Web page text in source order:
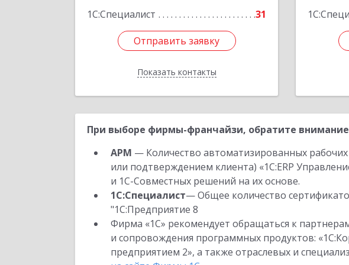
1С:Специалист
31
Отправить заявку
Показать контакты
Отправить заявку
Назад
При выборе фирмы-франчайзи, обратите
АРМ — Количество автоматизированных
или подтверждением клиента) «1С:ERP
и 1С-Совместных решений на их основе.
1С:Специалист— Общее количество
"1С:Предприятие 8
Фирма «1С» рекомендует обращаться к
и сопровождения программных продуктов:
предприятием 2», а также отраслевых и